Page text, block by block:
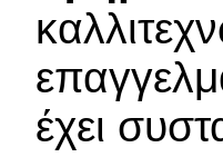
έχει